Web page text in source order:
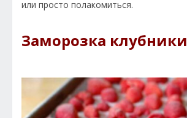
или просто полакомиться.
Заморозка клубники